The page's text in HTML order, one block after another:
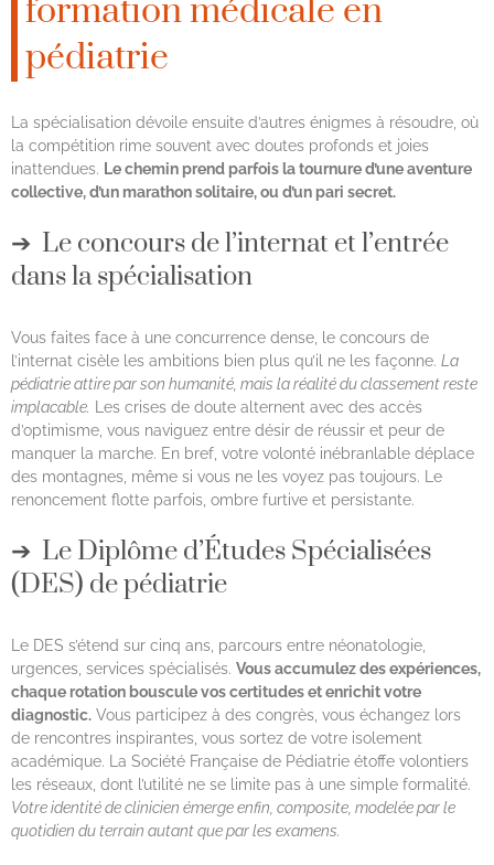
formation médicale en
pédiatrie
La spécialisation dévoile ensuite d’autres énigmes à résoudre, où
la compétition rime souvent avec doutes profonds et joies
inattendues. Le chemin prend parfois la tournure d’une aventure
collective, d’un marathon solitaire, ou d’un pari secret.
Le concours de l’internat et l’entrée
dans la spécialisation
Vous faites face à une concurrence dense, le concours de
l’internat cisèle les ambitions bien plus qu’il ne les façonne. La
pédiatrie attire par son humanité, mais la réalité du classement reste
implacable.
Les crises de doute alternent avec des accès
d’optimisme, vous naviguez entre désir de réussir et peur de
manquer la marche. En bref, votre volonté inébranlable déplace
des montagnes, même si vous ne les voyez pas toujours. Le
renoncement flotte parfois, ombre furtive et persistante.
Le Diplôme d’Études Spécialisées
(DES) de pédiatrie
Le DES s’étend sur cinq ans, parcours entre néonatologie,
urgences, services spécialisés. Vous accumulez des expériences,
chaque rotation bouscule vos certitudes et enrichit votre
diagnostic. Vous participez à des congrès, vous échangez lors
de rencontres inspirantes, vous sortez de votre isolement
académique. La Société Française de Pédiatrie étoffe volontiers
les réseaux, dont l’utilité ne se limite pas à une simple formalité.
Votre identité de clinicien émerge enfin, composite, modelée par le
quotidien du terrain autant que par les examens.